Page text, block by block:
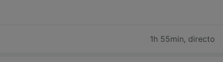
1h 55min, directo